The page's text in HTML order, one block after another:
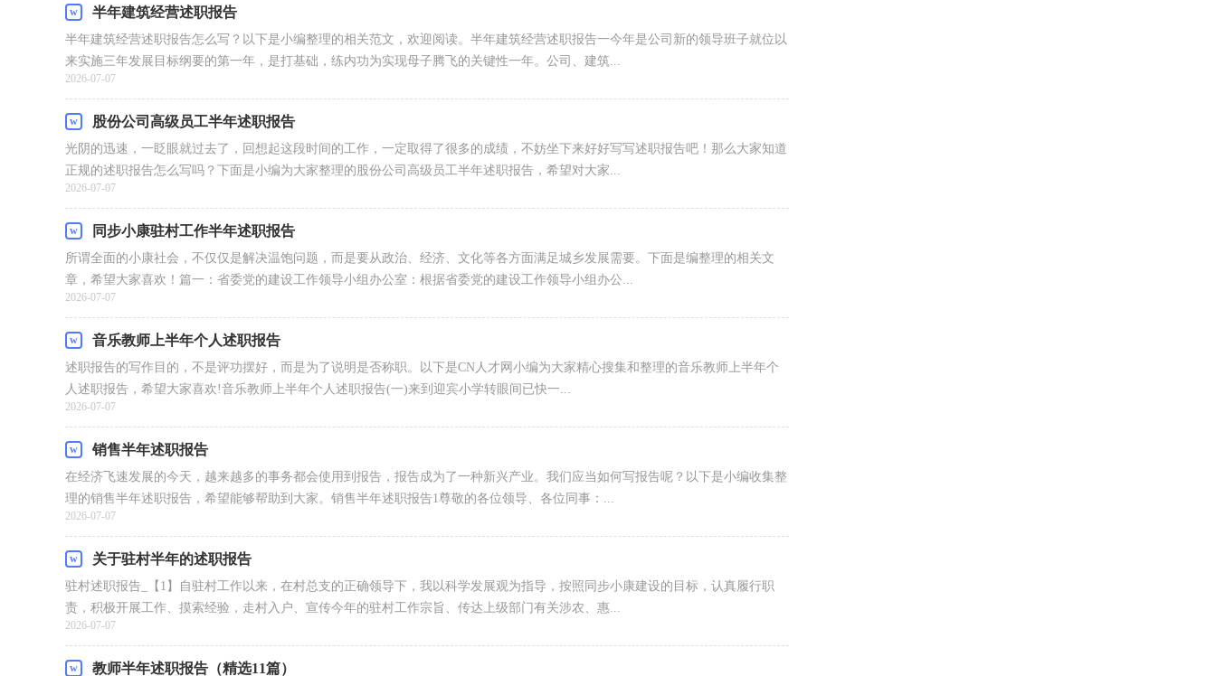
半年建筑经营述职报告
半年建筑经营述职报告怎么写？以下是小编整理的相关范文，欢迎阅读。半年建筑经营述职报告一今年是公司新的领导班子就位以
来实施三年发展目标纲要的第一年，是打基础，练内功为实现母子腾飞的关键性一年。公司、建筑...
2026-07-07
股份公司高级员工半年述职报告
光阴的迅速，一眨眼就过去了，回想起这段时间的工作，一定取得了很多的成绩，不妨坐下来好好写写述职报告吧！那么大家知道
正规的述职报告怎么写吗？下面是小编为大家整理的股份公司高级员工半年述职报告，希望对大家...
2026-07-07
同步小康驻村工作半年述职报告
所谓全面的小康社会，不仅仅是解决温饱问题，而是要从政治、经济、文化等各方面满足城乡发展需要。下面是编整理的相关文
章，希望大家喜欢！篇一：省委党的建设工作领导小组办公室：根据省委党的建设工作领导小组办公...
2026-07-07
音乐教师上半年个人述职报告
述职报告的写作目的，不是评功摆好，而是为了说明是否称职。以下是CN人才网小编为大家精心搜集和整理的音乐教师上半年个
人述职报告，希望大家喜欢!音乐教师上半年个人述职报告(一)来到迎宾小学转眼间已快一...
2026-07-07
销售半年述职报告
在经济飞速发展的今天，越来越多的事务都会使用到报告，报告成为了一种新兴产业。我们应当如何写报告呢？以下是小编收集整
理的销售半年述职报告，希望能够帮助到大家。销售半年述职报告1尊敬的各位领导、各位同事：...
2026-07-07
关于驻村半年的述职报告
驻村述职报告_【1】自驻村工作以来，在村总支的正确领导下，我以科学发展观为指导，按照同步小康建设的目标，认真履行职
责，积极开展工作、摸索经验，走村入户、宣传今年的驻村工作宗旨、传达上级部门有关涉农、惠...
2026-07-07
教师半年述职报告（精选11篇）